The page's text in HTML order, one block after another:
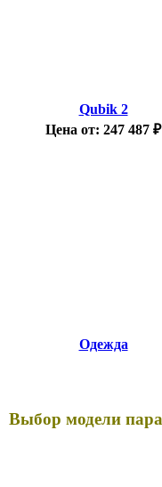
Qubik 2
Цена от: 247 487 ₽
Одежда
Выбор модели